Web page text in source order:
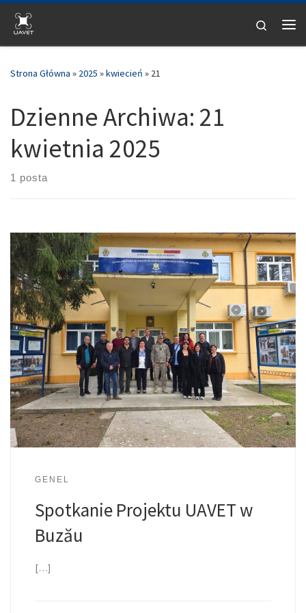
Skip to content
Search
Strona Główna » 2025 »kwiecień » 21
Dzienne Archiwa: 21
kwietnia 2025
1 posta
GENEL
Spotkanie Projektu UAVET w
Buzău
[…]